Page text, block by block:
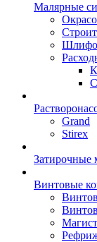
Малярные
Grand
Stirex
Винтовые